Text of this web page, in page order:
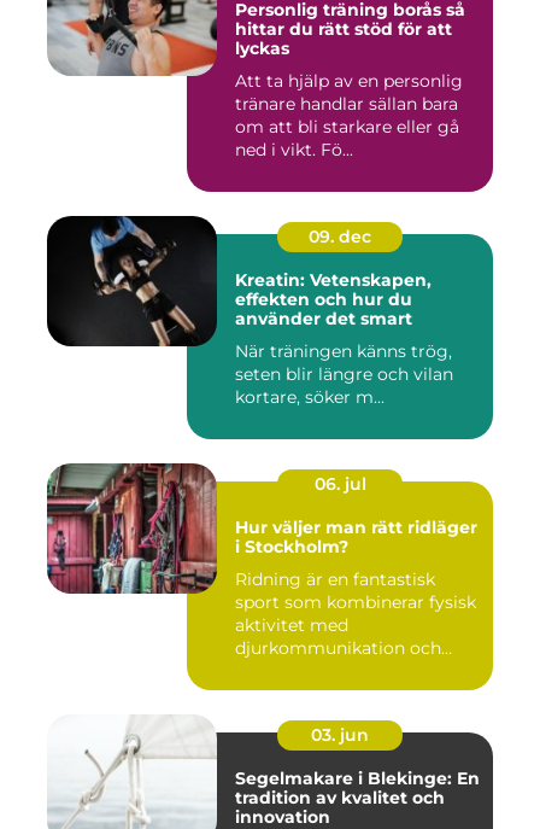
Personlig träning borås så
hittar du rätt stöd för att
lyckas
Att ta hjälp av en personlig
tränare handlar sällan bara
om att bli starkare eller gå
ned i vikt. Fö...
09. dec
Kreatin: Vetenskapen,
effekten och hur du
använder det smart
När träningen känns trög,
seten blir längre och vilan
kortare, söker m...
06. jul
Hur väljer man rätt ridläger
i Stockholm?
Ridning är en fantastisk
sport som kombinerar fysisk
aktivitet med
djurkommunikation och
03. jun
Segelmakare i Blekinge: En
tradition av kvalitet och
innovation